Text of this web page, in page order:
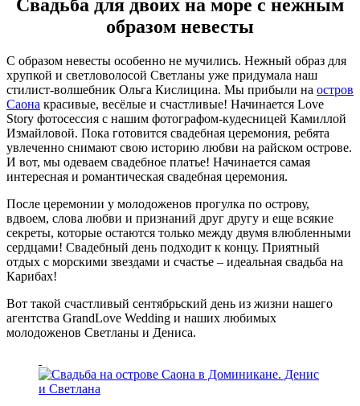
Свадьба для двоих на море с нежным
образом невесты
С образом невесты особенно не мучились. Нежный образ для
хрупкой и светловолосой Светланы уже придумала наш
стилист-волшебник Ольга Кислицина. Мы прибыли на остров
Саона красивые, весёлые и счастливые! Начинается Love
Story фотосессия с нашим фотографом-кудесницей Камиллой
Измайловой. Пока готовится свадебная церемония, ребята
увлеченно снимают свою историю любви на райском острове.
И вот, мы одеваем свадебное платье! Начинается самая
интересная и романтическая свадебная церемония.
После церемонии у молодоженов прогулка по острову,
вдвоем, слова любви и признаний друг другу и еще всякие
секреты, которые остаются только между двумя влюбленными
сердцами! Свадебный день подходит к концу. Приятный
отдых с морскими звездами и счастье – идеальная свадьба на
Карибах!
Вот такой счастливый сентябрьский день из жизни нашего
агентства GrandLove Wedding и наших любимых
молодоженов Светланы и Дениса.